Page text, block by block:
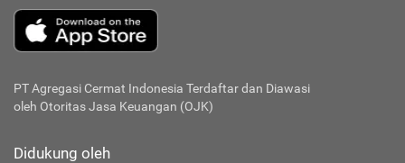
PT Agregasi Cermat Indonesia Terdaftar dan Diawasi
oleh Otoritas Jasa Keuangan (OJK)
Didukung oleh